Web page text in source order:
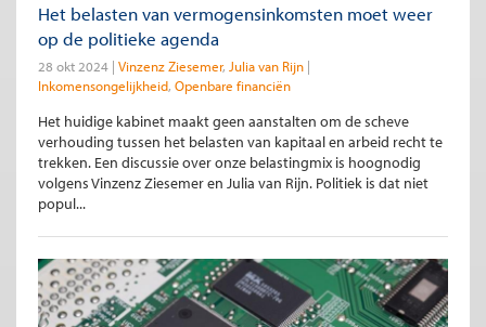
Het belasten van vermogensinkomsten moet weer
op de politieke agenda
28 okt 2024 Vinzenz Ziesemer Julia van Rijn
Inkomensongelijkheid Openbare financiën
Het huidige kabinet maakt geen aanstalten om de scheve
verhouding tussen het belasten van kapitaal en arbeid recht te
trekken. Een discussie over onze belastingmix is hoognodig
volgens Vinzenz Ziesemer en Julia van Rijn. Politiek is dat niet
popul...